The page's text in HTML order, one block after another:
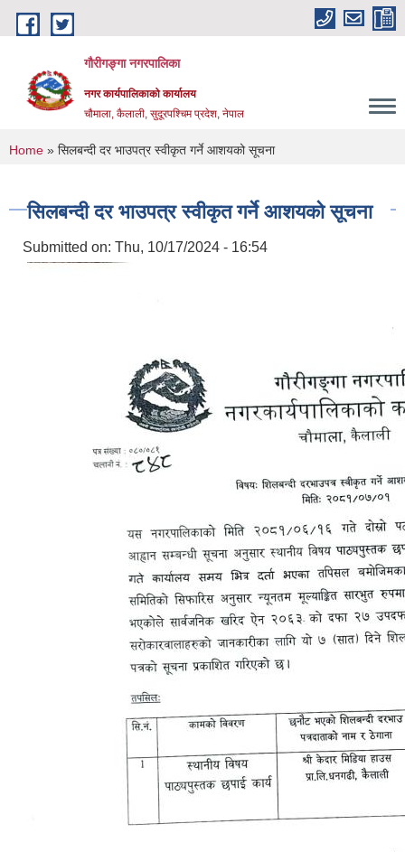
Skip to main content
गौरीगङ्गा नगरपालिका
नगर कार्यपालिकाको कार्यालय
चौमाला, कैलाली, सुदूरपश्चिम प्रदेश, नेपाल
You are here
Home » सिलबन्दी दर भाउपत्र स्वीकृत गर्ने आशयको सूचना
सिलबन्दी दर भाउपत्र स्वीकृत गर्ने आशयको सूचना
Submitted on: Thu, 10/17/2024 - 16:54